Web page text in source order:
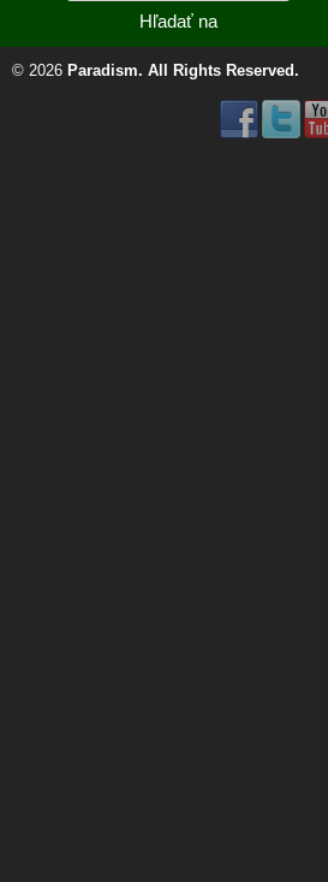
© 2026 Paradism. All Rights Reserved.